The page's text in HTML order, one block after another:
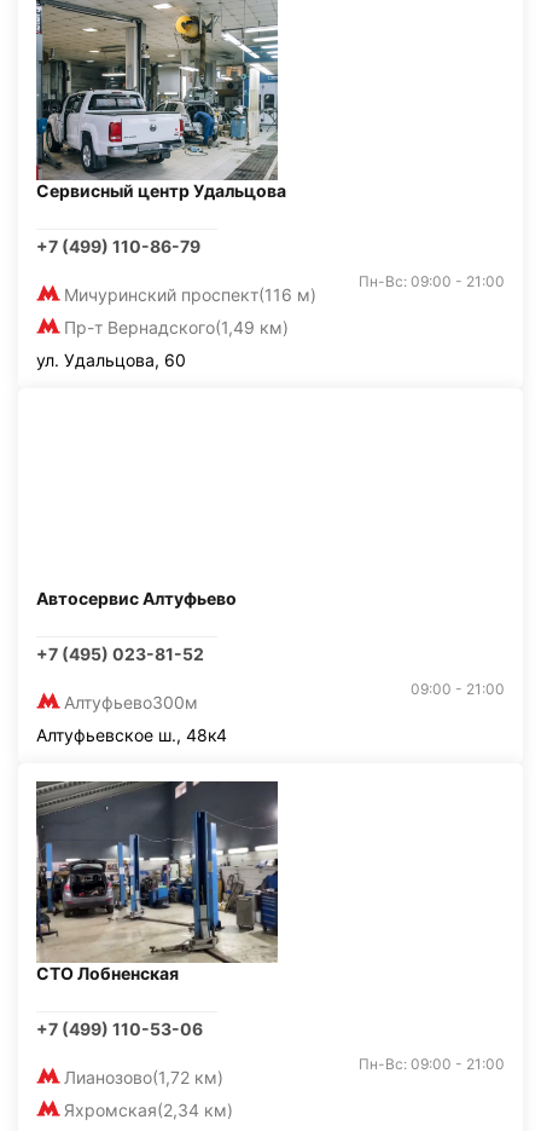
Сервисный центр Удальцова
+7 (499) 110-86-79
Мичуринский проспект(116 м)
Пр-т Вернадского(1,49 км)
Пн-Вс: 09:00 - 21:00
ул. Удальцова, 60
Автосервис Алтуфьево
+7 (495) 023-81-52
Алтуфьево300м
09:00 - 21:00
Алтуфьевское ш., 48к4
СТО Лобненская
+7 (499) 110-53-06
Лианозово(1,72 км)
Яхромская(2,34 км)
Пн-Вс: 09:00 - 21:00